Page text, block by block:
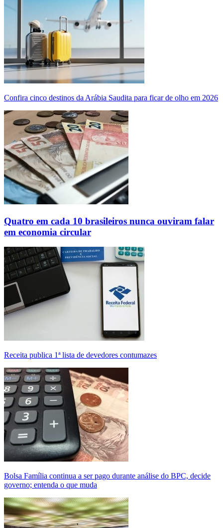
Confira cinco destinos da Arábia Saudita para ficar de olho em 2026
Quatro em cada 10 brasileiros nunca ouviram falar
em economia circular
Receita publica 1ª lista de devedores contumazes
Bolsa Família continua a ser pago durante análise do BPC, decide
governo; entenda o que muda